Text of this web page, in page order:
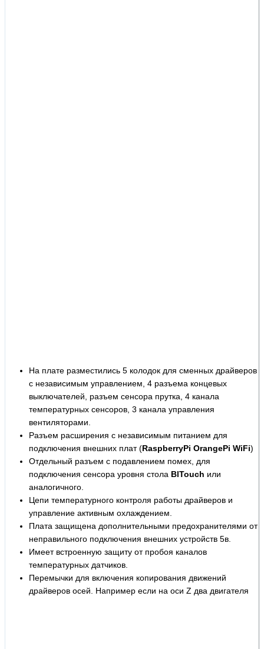
На плате разместились 5 колодок для сменных драйверов
с независимым управлением, 4 разъема концевых
выключателей, разъем сенсора прутка, 4 канала
температурных сенсоров, 3 канала управления
вентиляторами.
Разъем расширения с независимым питанием для
подключения внешних плат (RaspberryPi OrangePi WiFi)
Отдельный разъем с подавлением помех, для
подключения сенсора уровня стола BlTouch или
аналогичного.
Цепи температурного контроля работы драйверов и
управление активным охлаждением.
Плата защищена дополнительными предохранителями от
неправильного подключения внешних устройств 5в.
Имеет встроенную защиту от пробоя каналов
температурных датчиков.
Перемычки для включения копирования движений
драйверов осей. Например если на оси Z два двигателя